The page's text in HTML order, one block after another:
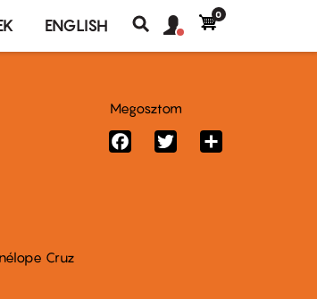
ENGLISH
Keresés
fiók
Felhasználói
0
Cruz
Megosztom
FacebookTwitter